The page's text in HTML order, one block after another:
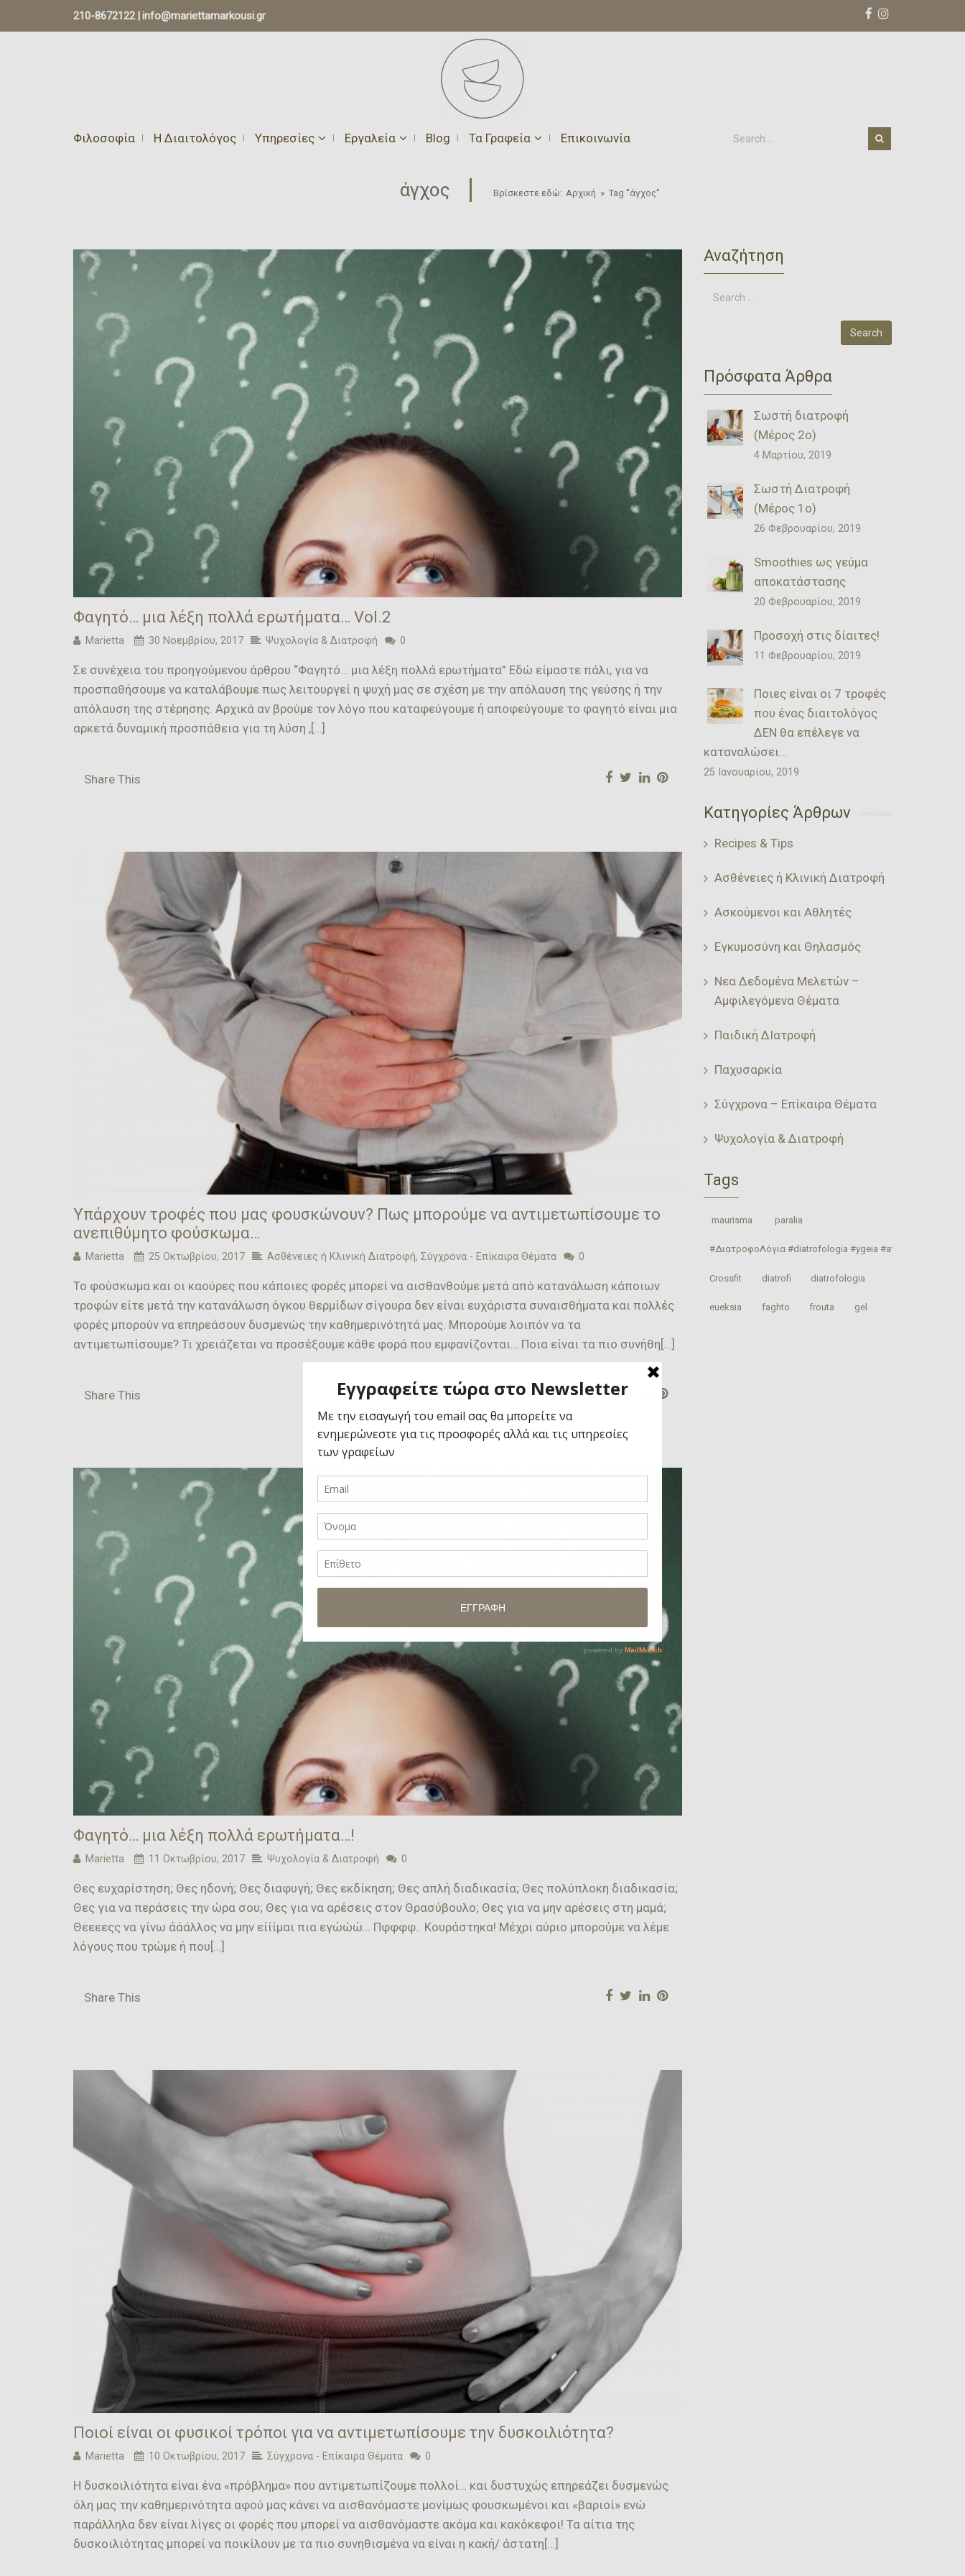
210-8672122 |info@mariettamarkousi.gr
Φιλοσοφία Η Διαιτολόγος Υπηρεσίες Εργαλεία Blog Τα Γραφεία Επικοινωνία
άγχος Βρίσκεστε εδώ: Αρχική » Tag "άγχος"
Φαγητό… μια λέξη πολλά ερωτήματα… Vol.2
Marietta 30 Νοεμβρίου, 2017 Ψυχολογία & Διατροφή 0
Σε συνέχεια του προηγούμενου άρθρου “Φαγητό… μια λέξη πολλά ερωτήματα” Εδώ είμαστε πάλι, για να
προσπαθήσουμε να καταλάβουμε πως λειτουργεί η ψυχή μας σε σχέση με την απόλαυση της γεύσης ή την
απόλαυση της στέρησης. Αρχικά αν βρούμε τον λόγο που καταφεύγουμε ή αποφεύγουμε το φαγητό είναι μια
αρκετά δυναμική προσπάθεια για τη λύση ,[…]
Share This
Υπάρχουν τροφές που μας φουσκώνουν? Πως μπορούμε να αντιμετωπίσουμε το
ανεπιθύμητο φούσκωμα…
Marietta 25 Οκτωβρίου, 2017 Ασθένειες ή Κλινική Διατροφή, Σύγχρονα - Επίκαιρα Θέματα 0
Το φούσκωμα και οι καούρες που κάποιες φορές μπορεί να αισθανθούμε μετά από κατανάλωση κάποιων
τροφών είτε μετά την κατανάλωση όγκου θερμίδων σίγουρα δεν είναι ευχάριστα συναισθήματα και πολλές
φορές μπορούν να επηρεάσουν δυσμενώς την καθημερινότητά μας. Μπορούμε λοιπόν να τα
αντιμετωπίσουμε? Τι χρειάζεται να προσέξουμε κάθε φορά που εμφανίζονται… Ποια είναι τα πιο συνήθη[…]
Share This
Φαγητό… μια λέξη πολλά ερωτήματα…!
Marietta 11 Οκτωβρίου, 2017 Ψυχολογία & Διατροφή 0
Θες ευχαρίστηση; Θες ηδονή; Θες διαφυγή; Θες εκδίκηση; Θες απλή διαδικασία; Θες πολύπλοκη διαδικασία;
Θες για να περάσεις την ώρα σου; Θες για να αρέσεις στον Θρασύβουλο; Θες για να μην αρέσεις στη μαμά;
Θεεεεςς να γίνω άάάλλος να μην είίίμαι πια εγώώώ… Πφφφφ.. Κουράστηκα! Μέχρι αύριο μπορούμε να λέμε
λόγους που τρώμε ή που[…]
Share This
Ποιοί είναι οι φυσικοί τρόποι για να αντιμετωπίσουμε την δυσκοιλιότητα?
Marietta 10 Οκτωβρίου, 2017 Σύγχρονα - Επίκαιρα Θέματα 0
Η δυσκοιλιότητα είναι ένα «πρόβλημα» που αντιμετωπίζουμε πολλοί… και δυστυχώς επηρεάζει δυσμενώς
όλη μας την καθημερινότητα αφού μας κάνει να αισθανόμαστε μονίμως φουσκωμένοι και «βαριοί» ενώ
παράλληλα δεν είναι λίγες οι φορές που μπορεί να αισθανόμαστε ακόμα και κακόκεφοι! Τα αίτια της
δυσκοιλιότητας μπορεί να ποικίλουν με τα πιο συνηθισμένα να είναι η κακή/ άστατη[…]
Αναζήτηση
Πρόσφατα Άρθρα
Σωστή διατροφή
(Μέρος 2ο)
4 Μαρτίου, 2019
Σωστή Διατροφή
(Μέρος 1ο)
26 Φεβρουαρίου, 2019
Smoothies ως γεύμα
αποκατάστασης
20 Φεβρουαρίου, 2019
Προσοχή στις δίαιτες!
11 Φεβρουαρίου, 2019
Ποιες είναι οι 7 τροφές
που ένας διαιτολόγος
ΔΕΝ θα επέλεγε να
καταναλώσει…
25 Ιανουαρίου, 2019
Κατηγορίες Άρθρων
Recipes & Tips
Ασθένειες ή Κλινική Διατροφή
Ασκούμενοι και Αθλητές
Εγκυμοσύνη και Θηλασμός
Νεα Δεδομένα Μελετών –
Αμφιλεγόμενα Θέματα
Παιδική ΔΙατροφή
Παχυσαρκία
Σύγχρονα – Επίκαιρα Θέματα
Ψυχολογία & Διατροφή
Tags
‎ maurisma‬ ‎ paralia‬
#ΔιατροφοΛόγια #diatrofologia #ygeia #athlitismos
Crossfit ‎diatrofi‬ ‎diatrofologia‬
‎eueksia‬ faghto ‎frouta gel